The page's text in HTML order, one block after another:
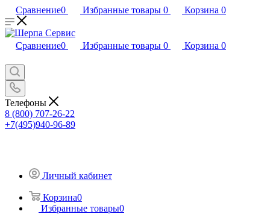
Сравнение0 Избранные товары 0 Корзина 0
Сравнение0 Избранные товары 0 Корзина 0
Телефоны
8 (800) 707-26-22
+7(495)940-96-89
Личный кабинет
Корзина0
Избранные товары0